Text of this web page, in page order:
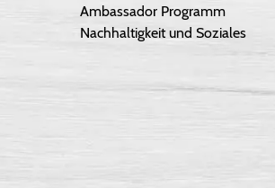
Ambassador Programm
Nachhaltigkeit und Soziales